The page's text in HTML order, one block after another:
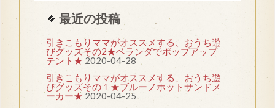
最近の投稿
引きこもりママがオススメする、おうち遊
びグッズその2★ベランダでポップアップ
テント★ 2020-04-28
引きこもりママがオススメする、おうち遊
びグッズその１★ブルーノホットサンドメ
ーカー★ 2020-04-25